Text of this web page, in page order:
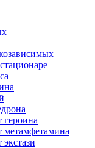
героина
метамфетамина